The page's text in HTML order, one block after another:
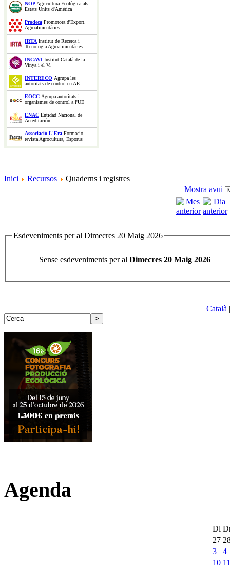
NOPAgricultura Ecològica als
Estats Units d'Amèrica
Prodeca Promotora d'Export.
Agroalimentàries
IRTA Institut de Recerca i
Tecnologia Agroalimentàries
INCAVI Institut Català de la
Vinya i el Vi
INTERECO Agrupa les
autoritats de control en AE
EOCC Agrupa autoritats i
organismes de control a l'UE
ENAC Entidad Nacional de
Acreditación
Associació L'Era Formació,
revista Agrocultura, Esporus
Inici Recursos
Quaderns i registres
Mostra avui
Esdeveniments per al Dimecres 20 Maig 2026
Sense esdeveniments per al Dimecres 20 Maig 2026
Català
Agenda
Dl
27
3
4
10 11